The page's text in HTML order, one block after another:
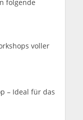
folgende
voller
– Ideal für das